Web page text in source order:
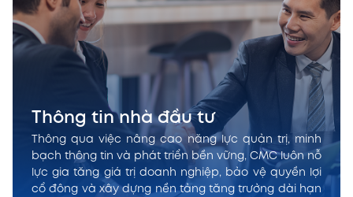
Thông tin nhà đầu tư
Thông qua việc nâng cao năng lực quản trị, minh
bạch thông tin và phát triển bền vững, CMC luôn nỗ
lực gia tăng giá trị doanh nghiệp, bảo vệ quyền lợi
cổ đông và xây dựng nền tảng tăng trưởng dài hạn